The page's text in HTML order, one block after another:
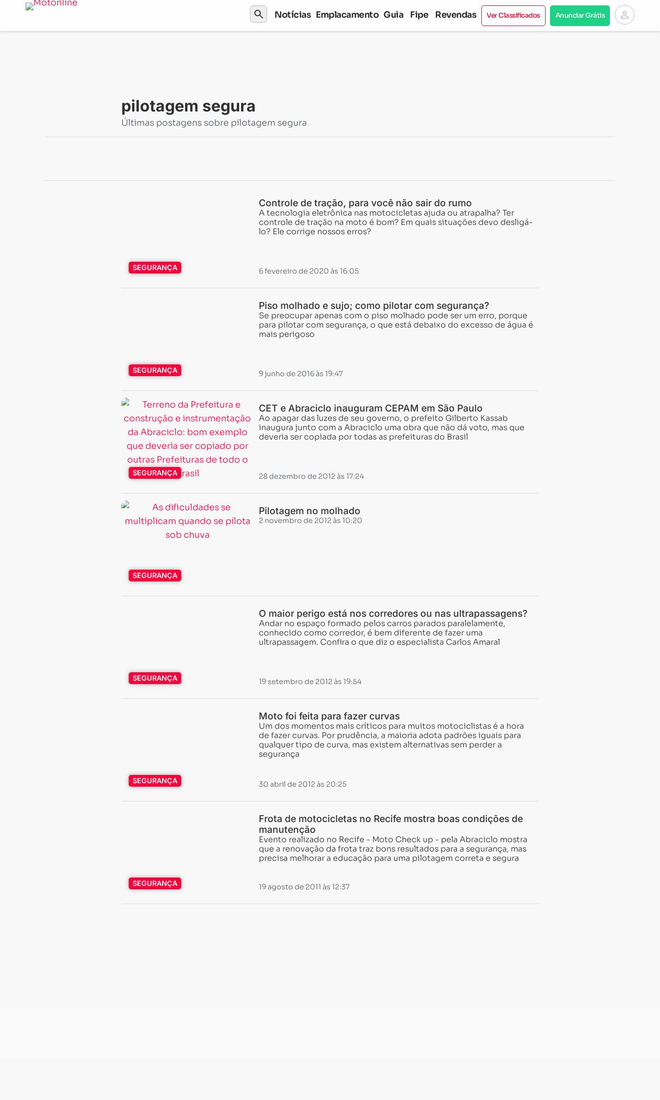
search Notícias Emplacamento Guia Fipe Revendas Ver Classificados Anunciar Grátis person
pilotagem segura
Últimas postagens sobre pilotagem segura
SEGURANÇA
Controle de tração, para você não sair do rumo
A tecnologia eletrônica nas motocicletas ajuda ou atrapalha? Ter
controle de tração na moto é bom? Em quais situações devo desligá-
lo? Ele corrige nossos erros?
6 fevereiro de 2020 às 16:05
SEGURANÇA
Piso molhado e sujo; como pilotar com segurança?
Se preocupar apenas com o piso molhado pode ser um erro, porque
para pilotar com segurança, o que está debaixo do excesso de água é
mais perigoso
9 junho de 2016 às 19:47
SEGURANÇA
CET e Abraciclo inauguram CEPAM em São Paulo
Ao apagar das luzes de seu governo, o prefeito Gilberto Kassab
inaugura junto com a Abraciclo uma obra que não dá voto, mas que
deveria ser copiada por todas as prefeituras do Brasil
28 dezembro de 2012 às 17:24
SEGURANÇA
Pilotagem no molhado
2 novembro de 2012 às 10:20
SEGURANÇA
O maior perigo está nos corredores ou nas ultrapassagens?
Andar no espaço formado pelos carros parados paralelamente,
conhecido como corredor, é bem diferente de fazer uma
ultrapassagem. Confira o que diz o especialista Carlos Amaral
19 setembro de 2012 às 19:54
SEGURANÇA
Moto foi feita para fazer curvas
Um dos momentos mais críticos para muitos motociclistas é a hora
de fazer curvas. Por prudência, a maioria adota padrões iguais para
qualquer tipo de curva, mas existem alternativas sem perder a
segurança
30 abril de 2012 às 20:25
SEGURANÇA
Frota de motocicletas no Recife mostra boas condições de
manutenção
Evento realizado no Recife - Moto Check up - pela Abraciclo mostra
que a renovação da frota traz bons resultados para a segurança, mas
precisa melhorar a educação para uma pilotagem correta e segura
19 agosto de 2011 às 12:37
Carregando...
Carregando...